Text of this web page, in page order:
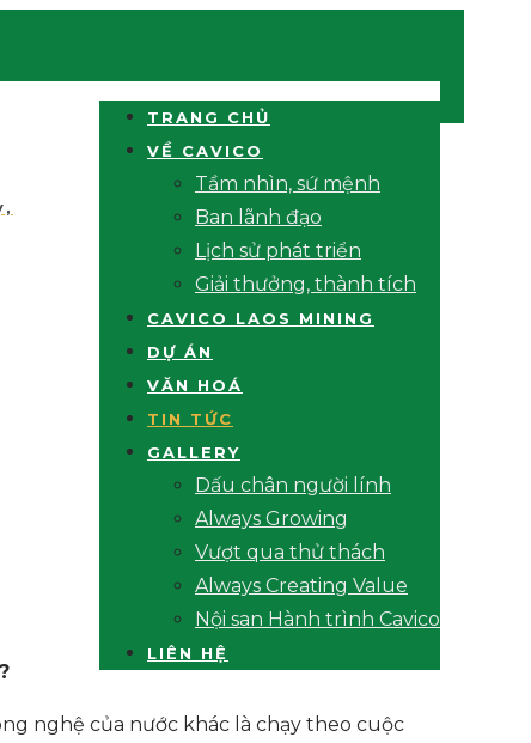
TRANG CHỦ
VỀ CAVICO
Tầm nhìn, sứ mệnh
Ban lãnh đạo
Lịch sử phát triển
Giải thưởng, thành tích
CAVICO LAOS MINING
DỰ ÁN
VĂN HOÁ
TIN TỨC
GALLERY
Dấu chân người lính
Always Growing
Vượt qua thử thách
Always Creating Value
Nội san Hành trình Cavico
LIÊN HỆ
nghệ của nước khác là chạy theo cuộc